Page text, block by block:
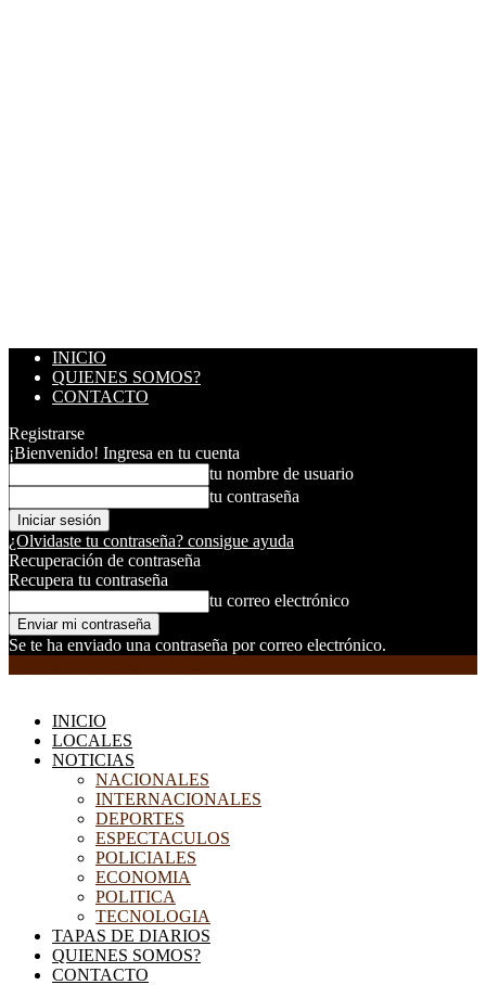
INICIO
QUIENES SOMOS?
CONTACTO
Registrarse
¡Bienvenido! Ingresa en tu cuenta
tu nombre de usuario
tu contraseña
¿Olvidaste tu contraseña? consigue ayuda
Recuperación de contraseña
Recupera tu contraseña
tu correo electrónico
Se te ha enviado una contraseña por correo electrónico.
INICIO
LOCALES
NOTICIAS
NACIONALES
INTERNACIONALES
DEPORTES
ESPECTACULOS
POLICIALES
ECONOMIA
POLITICA
TECNOLOGIA
TAPAS DE DIARIOS
QUIENES SOMOS?
CONTACTO